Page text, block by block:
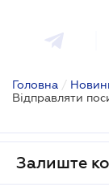
Головна /
Залиште